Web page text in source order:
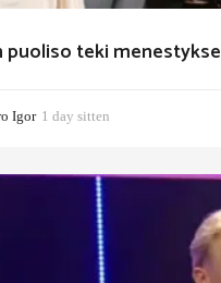
puoliso teki
Igor 1 day sitten
y